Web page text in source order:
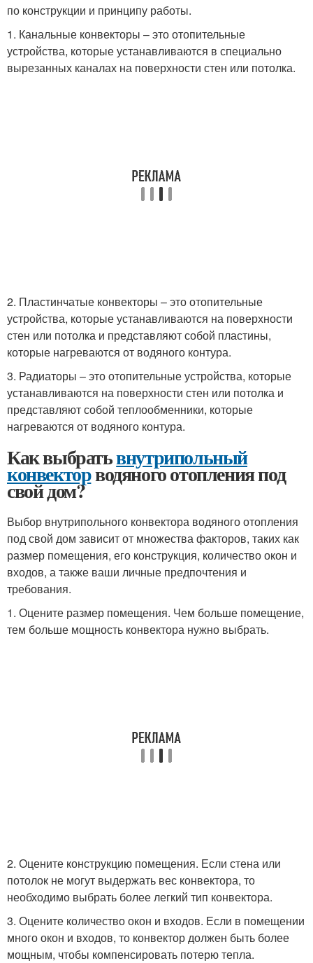
по конструкции и принципу работы.
1. Канальные конвекторы – это отопительные
устройства, которые устанавливаются в специально
вырезанных каналах на поверхности стен или потолка.
2. Пластинчатые конвекторы – это отопительные
устройства, которые устанавливаются на поверхности
стен или потолка и представляют собой пластины,
которые нагреваются от водяного контура.
3. Радиаторы – это отопительные устройства, которые
устанавливаются на поверхности стен или потолка и
представляют собой теплообменники, которые
нагреваются от водяного контура.
Как выбратьвнутрипольный
конвекторводяного отопления под
свой дом?
Выбор внутрипольного конвектора водяного отопления
под свой дом зависит от множества факторов, таких как
размер помещения, его конструкция, количество окон и
входов, а также ваши личные предпочтения и
требования.
1. Оцените размер помещения. Чем больше помещение,
тем больше мощность конвектора нужно выбрать.
2. Оцените конструкцию помещения. Если стена или
потолок не могут выдержать вес конвектора, то
необходимо выбрать более легкий тип конвектора.
3. Оцените количество окон и входов. Если в помещении
много окон и входов, то конвектор должен быть более
мощным, чтобы компенсировать потерю тепла.